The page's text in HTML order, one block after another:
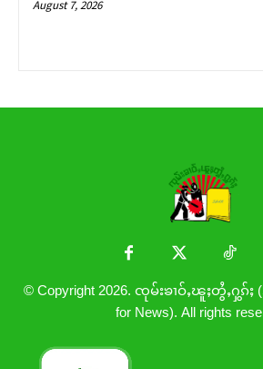
August 7, 2026
© Copyright 2026. ၸုမ်းၶၢဝ်ႇၽူႈတွႆႇႁွၵ်ႈ
for News). All rights